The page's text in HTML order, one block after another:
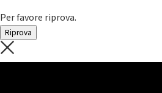
Per favore riprova.
Riprova
C'è un problema